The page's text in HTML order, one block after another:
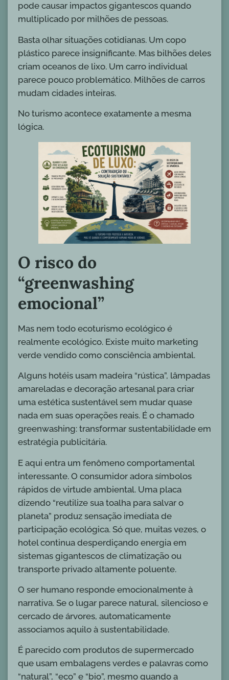
pode causar impactos gigantescos quando
multiplicado por milhões de pessoas.
Basta olhar situações cotidianas. Um copo
plástico parece insignificante. Mas bilhões deles
criam oceanos de lixo. Um carro individual
parece pouco problemático. Milhões de carros
mudam cidades inteiras.
No turismo acontece exatamente a mesma
lógica.
O risco do
“greenwashing
emocional”
Mas nem todo ecoturismo ecológico é
realmente ecológico. Existe muito marketing
verde vendido como consciência ambiental.
Alguns hotéis usam madeira “rústica”, lâmpadas
amareladas e decoração artesanal para criar
uma estética sustentável sem mudar quase
nada em suas operações reais. É o chamado
greenwashing: transformar sustentabilidade em
estratégia publicitária.
E aqui entra um fenômeno comportamental
interessante. O consumidor adora símbolos
rápidos de virtude ambiental. Uma placa
dizendo “reutilize sua toalha para salvar o
planeta” produz sensação imediata de
participação ecológica. Só que, muitas vezes, o
hotel continua desperdiçando energia em
sistemas gigantescos de climatização ou
transporte privado altamente poluente.
O ser humano responde emocionalmente à
narrativa. Se o lugar parece natural, silencioso e
cercado de árvores, automaticamente
associamos aquilo à sustentabilidade.
É parecido com produtos de supermercado
que usam embalagens verdes e palavras como
“natural”, “eco” e “bio”, mesmo quando a